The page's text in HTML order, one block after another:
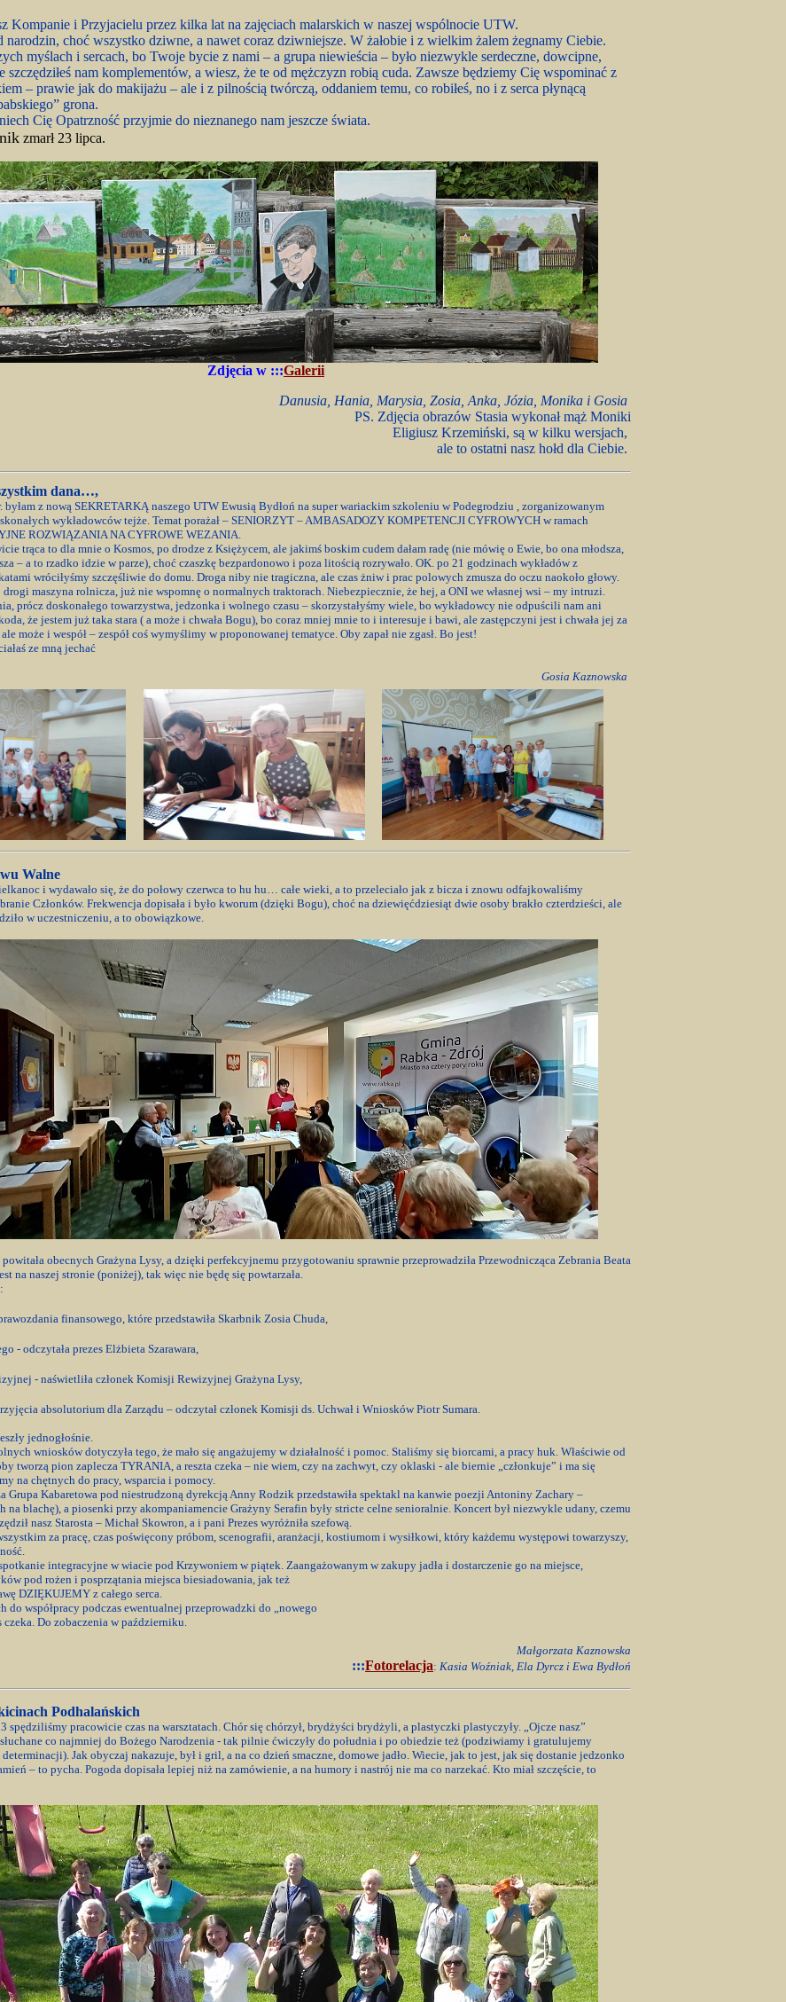
Kompanie i Przyjacielu przez kilka lat na zajęciach malarskich w naszej wspólnocie UTW.
narodzin, choć wszystko dziwne, a nawet coraz dziwniejsze. W żałobie i z wielkim żalem żegnamy Ciebie.
myślach i sercach, bo Twoje bycie z nami – a grupa niewieścia – było niezwykle serdeczne, dowcipne,
szczędziłeś nam komplementów, a wiesz, że te od mężczyzn robią cuda. Zawsze będziemy Cię wspominać z
– prawie jak do makijażu – ale i z pilnością twórczą, oddaniem temu, co robiłeś, no i z serca płynącą
grona.
Cię Opatrzność przyjmie do nieznanego nam jeszcze świata.
zmarł 23 lipca.
Zdjęcia w :::Galerii
Danusia, Hania, Marysia, Zosia, Anka, Józia, Monika i Gosia
PS. Zdjęcia obrazów Stasia wykonał mąż Moniki
Eligiusz Krzemiński, są w kilku wersjach,
ale to ostatni nasz hołd dla Ciebie.
dana…,
byłam z nową SEKRETARKĄ naszego UTW Ewusią Bydłoń na super wariackim szkoleniu w Podegrodziu , zorganizowanym
wykładowców tejże. Temat porażał – SENIORZYT – AMBASADOZY KOMPETENCJI CYFROWYCH w ramach
ROZWIĄZANIA NA CYFROWE WEZANIA.
trąca to dla mnie o Kosmos, po drodze z Księżycem, ale jakimś boskim cudem dałam radę (nie mówię o Ewie, bo ona młodsza,
– a to rzadko idzie w parze), choć czaszkę bezpardonowo i poza litością rozrywało. OK. po 21 godzinach wykładów z
wróciłyśmy szczęśliwie do domu. Droga niby nie tragiczna, ale czas żniw i prac polowych zmusza do oczu naokoło głowy.
maszyna rolnicza, już nie wspomnę o normalnych traktorach. Niebezpiecznie, że hej, a ONI we własnej wsi – my intruzi.
prócz doskonałego towarzystwa, jedzonka i wolnego czasu – skorzystałyśmy wiele, bo wykładowcy nie odpuścili nam ani
że jestem już taka stara ( a może i chwała Bogu), bo coraz mniej mnie to i interesuje i bawi, ale zastępczyni jest i chwała jej za
może i wespół – zespół coś wymyślimy w proponowanej tematyce. Oby zapał nie zgasł. Bo jest!
ze mną jechać
Gosia Kaznowska
Walne
i wydawało się, że do połowy czerwca to hu hu… całe wieki, a to przeleciało jak z bicza i znowu odfajkowaliśmy
Członków. Frekwencja dopisała i było kworum (dzięki Bogu), choć na dziewięćdziesiąt dwie osoby brakło czterdzieści, ale
w uczestniczeniu, a to obowiązkowe.
obecnych Grażyna Lysy, a dzięki perfekcyjnemu przygotowaniu sprawnie przeprowadziła Przewodnicząca Zebrania Beata
na naszej stronie (poniżej), tak więc nie będę się powtarzała.
finansowego, które przedstawiła Skarbnik Zosia Chuda,
- odczytała prezes Elżbieta Szarawara,
- naświetliła członek Komisji Rewizyjnej Grażyna Lysy,
absolutorium dla Zarządu – odczytał członek Komisji ds. Uchwał i Wniosków Piotr Sumara.
jednogłośnie.
wniosków dotyczyła tego, że mało się angażujemy w działalność i pomoc. Staliśmy się biorcami, a pracy huk. Właściwie od
tworzą pion zaplecza TYRANIA, a reszta czeka – nie wiem, czy na zachwyt, czy oklaski - ale biernie „członkuje” i ma się
na chętnych do pracy, wsparcia i pomocy.
Grupa Kabaretowa pod niestrudzoną dyrekcją Anny Rodzik przedstawiła spektakl na kanwie poezji Antoniny Zachary –
na blachę), a piosenki przy akompaniamencie Grażyny Serafin były stricte celne senioralnie. Koncert był niezwykle udany, czemu
nasz Starosta – Michał Skowron, a i pani Prezes wyróżniła szefową.
za pracę, czas poświęcony próbom, scenografii, aranżacji, kostiumom i wysiłkowi, który każdemu występowi towarzyszy,
integracyjne w wiacie pod Krzywoniem w piątek. Zaangażowanym w zakupy jadła i dostarczenie go na miejsce,
pod rożen i posprzątania miejsca biesiadowania, jak też
DZIĘKUJEMY z całego serca.
do współpracy podczas ewentualnej przeprowadzki do „nowego
czeka. Do zobaczenia w październiku.
Małgorzata Kaznowska
:::Fotorelacja: Kasia Woźniak, Ela Dyrcz i Ewa Bydłoń
Podhalańskich
spędziliśmy pracowicie czas na warsztatach. Chór się chórzył, brydżyści brydżyli, a plastyczki plastyczyły. „Ojcze nasz”
co najmniej do Bożego Narodzenia - tak pilnie ćwiczyły do południa i po obiedzie też (podziwiamy i gratulujemy
determinacji). Jak obyczaj nakazuje, był i gril, a na co dzień smaczne, domowe jadło. Wiecie, jak to jest, jak się dostanie jedzonko
– to pycha. Pogoda dopisała lepiej niż na zamówienie, a na humory i nastrój nie ma co narzekać. Kto miał szczęście, to